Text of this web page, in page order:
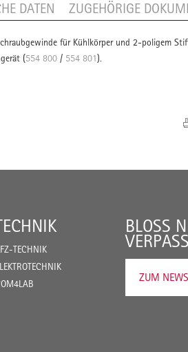
DATEN ZUGEHÖRIGE
für Kühlkörper und 2-poligem
(554 800 / 554 801).
TECHNIK
BLOSS
ZUM